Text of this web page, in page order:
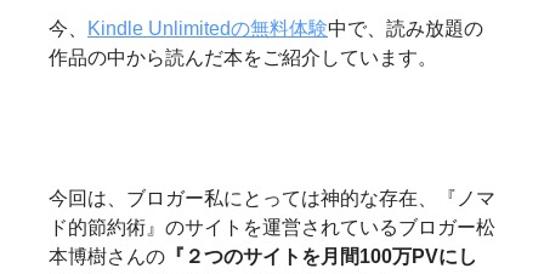
今、 Kindle Unlimitedの無料体験中で、読み放題の
作品の中から読んだ本をご紹介しています。
今回は、ブロガー私にとっては神的な存在、『ノマ
ド的節約術』のサイトを運営されているブロガー松
本博樹さんの 『２つのサイトを月間100万PVにし